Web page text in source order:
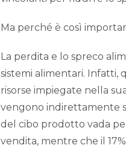
Ma perché è così
La perdita e lo spreco
sistemi alimentari.
risorse impiegate nella
vengono indirettamente
del cibo prodotto vada
vendita, mentre che il